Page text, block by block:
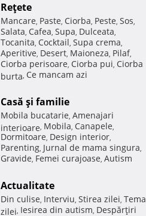
Reţete
Mancare, Paste, Ciorba, Peste, Sos,
Salata, Cafea, Supa, Dulceata,
Tocanita, Cocktail, Supa crema,
Aperitive, Desert, Maioneza, Pilaf,
Ciorba perisoare, Ciorba pui, Ciorba
burta, Ce mancam azi
Casă şi familie
Mobila bucatarie, Amenajari
interioare, Mobila, Canapele,
Dormitoare, Design interior,
Parenting, Jurnal de mama singura,
Gravide, Femei curajoase, Autism
Actualitate
Din culise, Interviu, Stirea zilei, Tema
zilei, Iesirea din autism, Despărţiri